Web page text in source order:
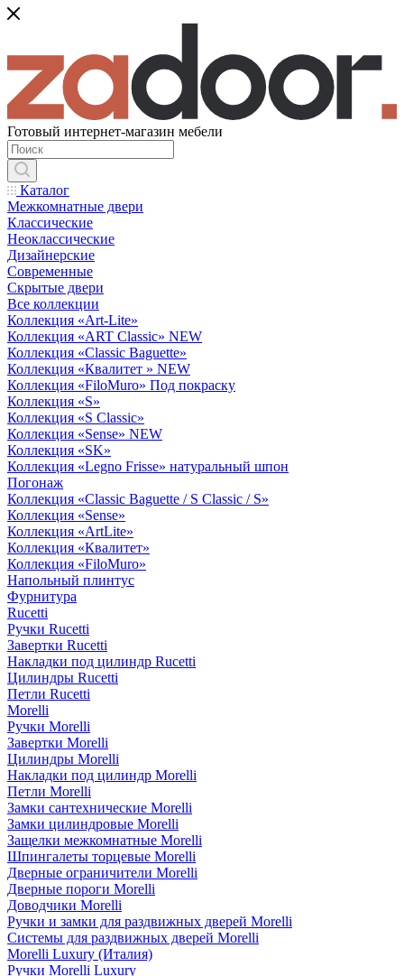
Готовый интернет-магазин мебели
Каталог
Межкомнатные двери
Классические
Неоклассические
Дизайнерские
Современные
Скрытые двери
Все коллекции
Коллекция «Art-Lite»
Коллекция «ART Classic» NEW
Коллекция «Classic Baguette»
Коллекция «Квалитет » NEW
Коллекция «FiloMuro» Под покраску
Коллекция «S»
Коллекция «S Classic»
Коллекция «Sense» NEW
Коллекция «SK»
Коллекция «Legno Frisse» натуральный шпон
Погонаж
Коллекция «Classic Baguette / S Classic / S»
Коллекция «Sense»
Коллекция «ArtLite»
Коллекция «Квалитет»
Коллекция «FiloMuro»
Напольный плинтус
Фурнитура
Rucetti
Ручки Rucetti
Завертки Rucetti
Накладки под цилиндр Rucetti
Цилиндры Rucetti
Петли Rucetti
Morelli
Ручки Morelli
Завертки Morelli
Цилиндры Morelli
Накладки под цилиндр Morelli
Петли Morelli
Замки сантехнические Morelli
Замки цилиндровые Morelli
Защелки межкомнатные Morelli
Шпингалеты торцевые Morelli
Дверные ограничители Morelli
Дверные пороги Morelli
Доводчики Morelli
Ручки и замки для раздвижных дверей Morelli
Системы для раздвижных дверей Morelli
Morelli Luxury (Италия)
Ручки Morelli Luxury